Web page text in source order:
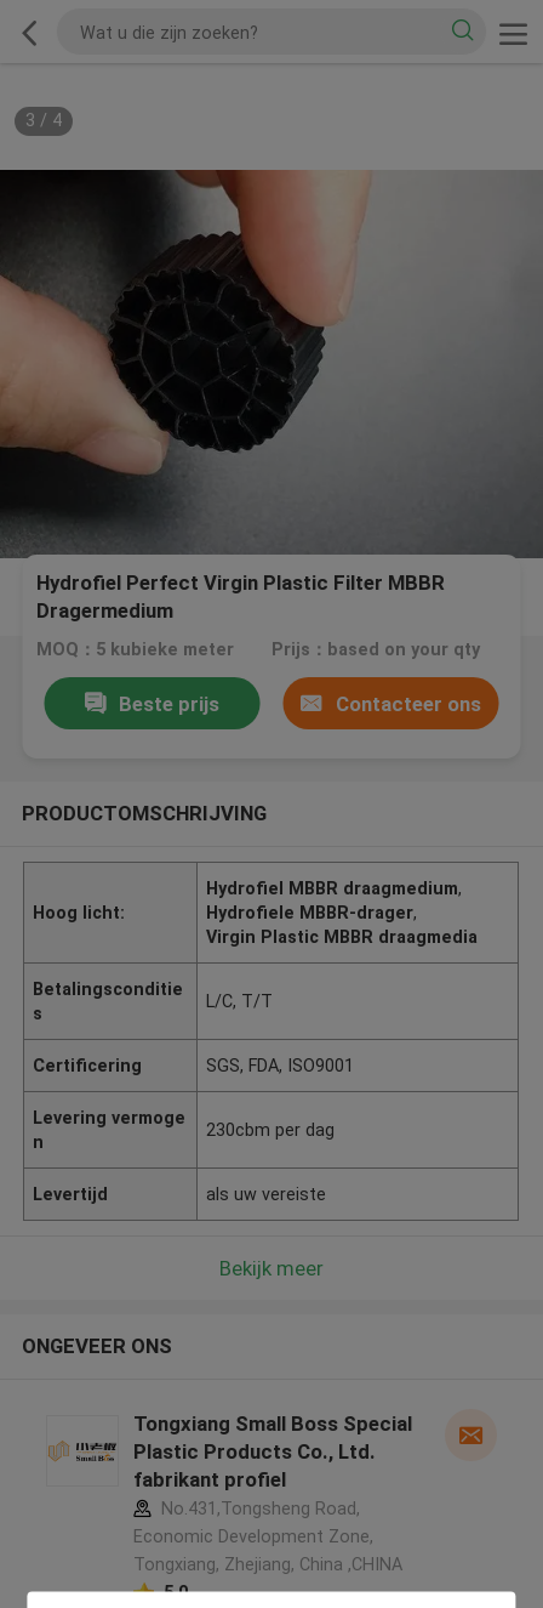
3 / 4
Hydrofiel Perfect Virgin Plastic Filter MBBR
Dragermedium
MOQ：5 kubieke meter Prijs：based on your qty
Beste prijs Contacteer ons
PRODUCTOMSCHRIJVING
Hoog licht:
Hydrofiel MBBR draagmedium,
Hydrofiele MBBR-drager,
Virgin Plastic MBBR draagmedia
Betalingsconditie
s
L/C, T/T
Certificering SGS, FDA, ISO9001
Levering vermoge
n
230cbm per dag
Levertijd als uw vereiste
Bekijk meer
ONGEVEER ONS
Tongxiang Small Boss Special
Plastic Products Co., Ltd.
fabrikant profiel
No.431,Tongsheng Road,
Economic Development Zone,
Tongxiang, Zhejiang, China ,CHINA
5.0